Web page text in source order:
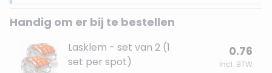
Handig om er bij te bestellen
Lasklem - set van 2 (1
set per spot)
0.76
Incl. BTW